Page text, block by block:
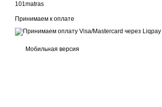
101matras
Принимаем к оплате
Мобильная версия